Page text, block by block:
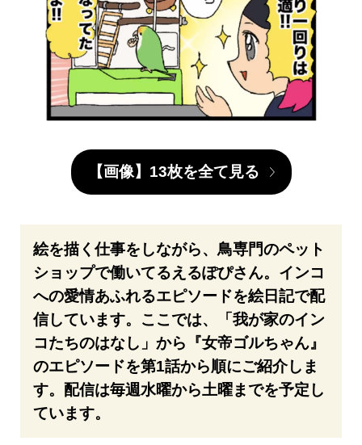
【画像】13枚を全て見る
絵を描く仕事をしながら、鳥専門のペット
ショップで働いてるえるぽぴさん。インコ
への愛情あふれるエピソードを絵日記で配
信しています。ここでは、「我が家のイン
コたちのはなし」から『女帝ゴルちゃん』
のエピソードを第1話から順にご紹介しま
す。配信は毎週水曜から土曜までを予定し
ています。